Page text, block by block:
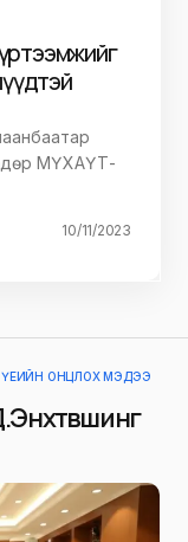
МҮХАҮТ-
10/11/2023
ҮЕИЙН ОНЦЛОХ МЭДЭЭ